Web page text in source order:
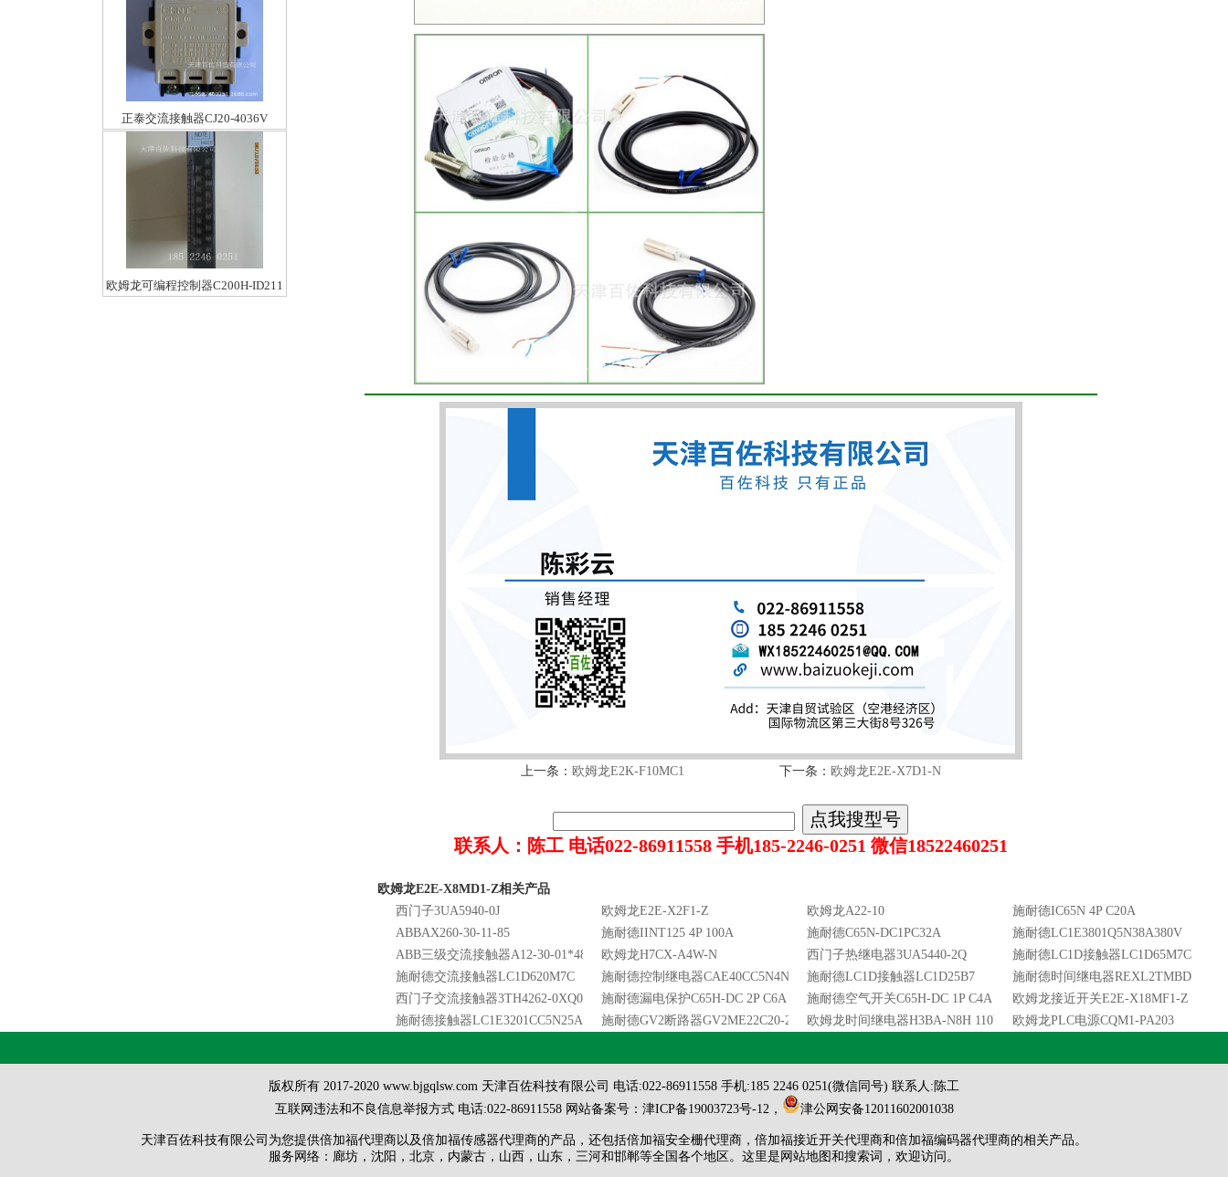
正泰交流接触器CJ20-4036V
欧姆龙可编程控制器C200H-ID211
上一条： 欧姆龙E2K-F10MC1 下一条： 欧姆龙E2E-X7D1-N
联系人：陈工 电话022-86911558 手机185-2246-0251 微信18522460251
欧姆龙E2E-X8MD1-Z相关产品
西门子3UA5940-0J
欧姆龙E2E-X2F1-Z 欧姆龙A22-10
施耐德IC65N 4P C20A
ABBAX260-30-11-85
施耐德IINT125 4P 100A 施耐德C65N-DC1PC32A
施耐德LC1E3801Q5N38A380V
ABB三级交流接触器A12-30-01*48V50/60HZ欧姆龙H7CX-A4W-N 西门子热继电器3UA5440-2Q
施耐德LC1D接触器LC1D65M7C
施耐德交流接触器LC1D620M7C
施耐德控制继电器CAE40CC5N4NO690V,36VAC施耐德LC1D接触器LC1D25B7
施耐德时间继电器REXL2TMBD
西门子交流接触器3TH4262-0XQ0
施耐德漏电保护C65H-DC 2P C6A 施耐德空气开关C65H-DC 1P C4A
欧姆龙接近开关E2E-X18MF1-Z
施耐德接触器LC1E3201CC5N25A36V施耐德GV2断路器GV2ME22C20-25ATESYS欧姆龙时间继电器H3BA-N8H 110V 欧姆龙PLC电源CQM1-PA203
版权所有 2017-2020 www.bjgqlsw.com 天津百佐科技有限公司 电话:022-86911558 手机:185 2246 0251(微信同号) 联系人:陈工
互联网违法和不良信息举报方式 电话:022-86911558 网站备案号： 津ICP备19003723号-12， 津公网安备12011602001038
天津百佐科技有限公司为您提供倍加福代理商以及倍加福传感器代理商的产品，还包括倍加福安全栅代理商 ， 倍加福接近开关代理商和倍加福编码器代理商的相关产品。
服务网络：廊坊，沈阳，北京，内蒙古，山西，山东，三河和邯郸等全国各个地区。这里是 网站地图 和搜索词 ，欢迎访问。